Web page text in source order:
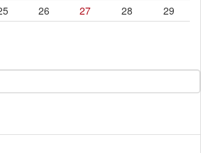
26 27 28
29